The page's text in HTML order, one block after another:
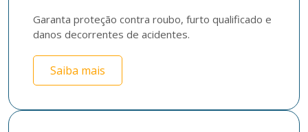
Garanta proteção contra roubo, furto qualificado e
danos decorrentes de acidentes.
Saiba mais